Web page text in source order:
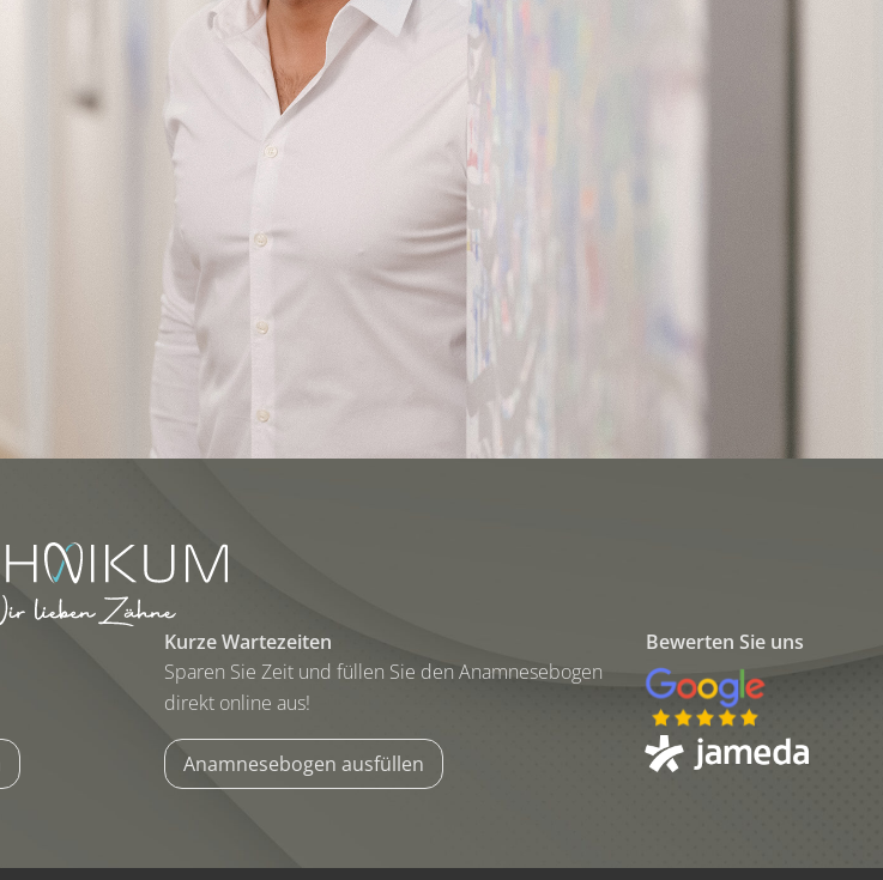
Kurze Wartezeiten
Sparen Sie Zeit und füllen Sie den Anamnesebogen
direkt online aus!
Anamnesebogen ausfüllen
Bewerten Sie uns